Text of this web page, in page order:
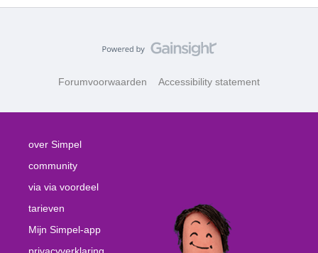
Forumvoorwaarden Accessibility statement
over Simpel
community
via via voordeel
tarieven
Mijn Simpel-app